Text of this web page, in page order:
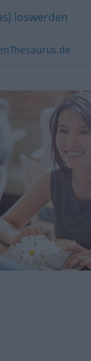
loswerden